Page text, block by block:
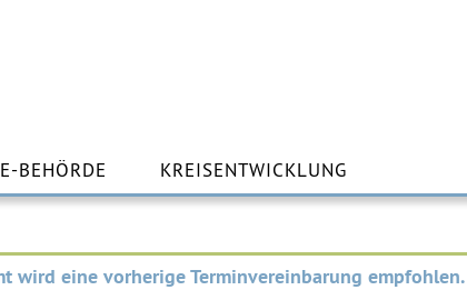
BEHÖRDE KREISENTWICKLUNG
wird eine vorherige Terminvereinbarung empfohlen.